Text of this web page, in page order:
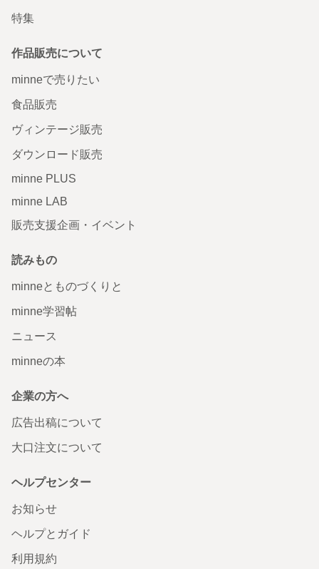
特集
作品販売について
minneで売りたい
食品販売
ヴィンテージ販売
ダウンロード販売
minne PLUS
minne LAB
販売支援企画・イベント
読みもの
minneとものづくりと
minne学習帖
ニュース
minneの本
企業の方へ
広告出稿について
大口注文について
ヘルプセンター
お知らせ
ヘルプとガイド
利用規約